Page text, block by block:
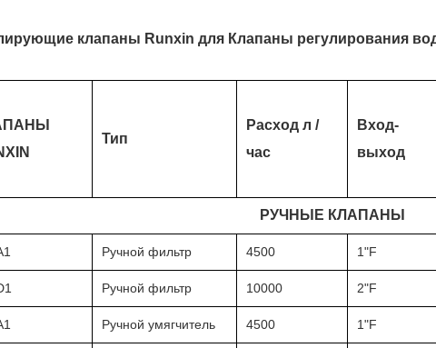
клапаны Runxin для Клапаны регулирования
Тип
Расход л /
час
Вход-
выход
РУЧНЫЕ КЛАПАНЫ
Ручной фильтр 4500 1"F
Ручной фильтр 10000 2"F
Ручной умягчитель 4500 1"F